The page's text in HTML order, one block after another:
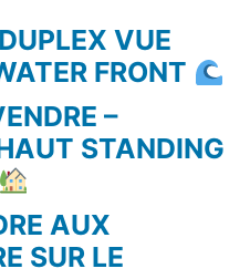
VUE
FRONT
–
STANDING
AUX
SUR LE